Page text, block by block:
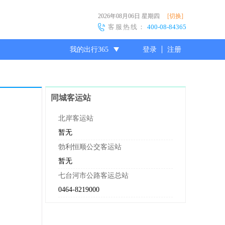
2026年08月06日 星期四 [切换]
客服热线： 400-08-84365
我的出行365 登录 注册
同城客运站
北岸客运站
暂无
勃利恒顺公交客运站
暂无
七台河市公路客运总站
0464-8219000